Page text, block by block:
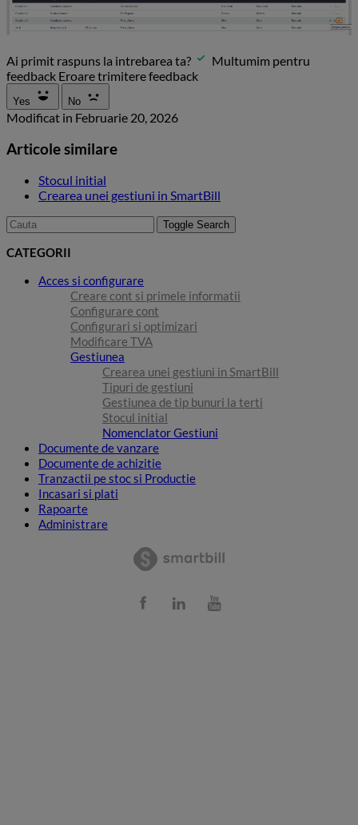
Ai primit raspuns la intrebarea ta?
Multumim pentru
feedback Eroare trimitere feedback
Yes No
Modificat in Februarie 20, 2026
Articole similare
Stocul initial
Crearea unei gestiuni in SmartBill
Toggle Search
CATEGORII
Acces si configurare
Creare cont si primele informatii
Configurare cont
Configurari si optimizari
Modificare TVA
Gestiunea
Crearea unei gestiuni in SmartBill
Tipuri de gestiuni
Gestiunea de tip bunuri la terti
Stocul initial
Nomenclator Gestiuni
Documente de vanzare
Documente de achizitie
Tranzactii pe stoc si Productie
Incasari si plati
Rapoarte
Administrare